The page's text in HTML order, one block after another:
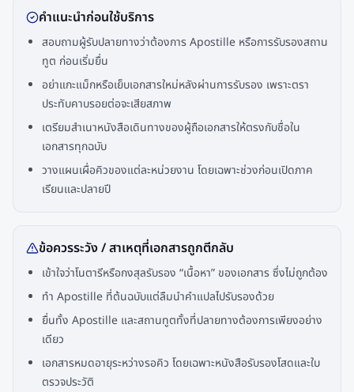
คำแนะนำก่อนใช้บริการ
สอบถามผู้รับปลายทางว่าต้องการ Apostille หรือการรับรองสถาน
ทูต ก่อนเริ่มยื่น
อย่าแกะแม็กหรือเย็บเอกสารใหม่หลังผ่านการรับรอง เพราะตรา
ประทับคาบรอยต่อจะเสียสภาพ
เตรียมสำเนาหนังสือเดินทางของผู้ถือเอกสารให้ตรงกับชื่อใน
เอกสารทุกฉบับ
วางแผนเผื่อคิวของแต่ละหน่วยงาน โดยเฉพาะช่วงก่อนเปิดภาค
เรียนและปลายปี
ข้อควรระวัง / สาเหตุที่เอกสารถูกตีกลับ
เข้าใจว่าโนตารีหรือกงสุลรับรอง “เนื้อหา” ของเอกสาร ซึ่งไม่ถูกต้อง
ทำ Apostille ที่ต้นฉบับแต่ลืมนำคำแปลไปรับรองด้วย
ยื่นทั้ง Apostille และสถานทูตทั้งที่ปลายทางต้องการเพียงอย่าง
เดียว
เอกสารหมดอายุระหว่างรอคิว โดยเฉพาะหนังสือรับรองโสดและใบ
ตรวจประวัติ